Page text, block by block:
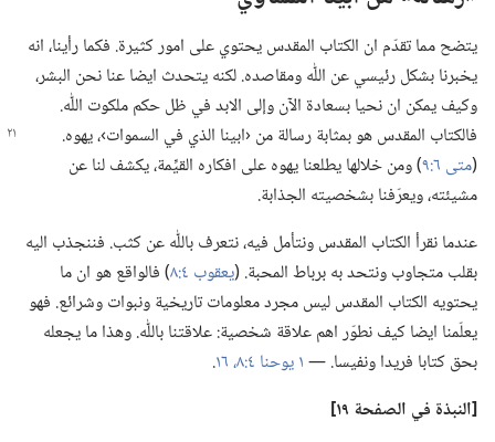
يتضح مما تقدّم ان الكتاب المقدس يحتوي على امور كثيرة.‏ فكما رأينا،‏ انه
يخبرنا بشكل رئيسي عن اللّٰه ومقاصده.‏ لكنه يتحدث ايضا عنا نحن البشر،‏
وكيف يمكن ان نحيا بسعادة الآن وإلى الابد في ظل حكم ملكوت اللّٰه.‏
فالكتاب المقدس هو بمثابة رسالة من ‹ابينا الذي في السموات›،‏ يهوه.‏
(‏متى ٦:‏٩
‏)‏ ومن خلالها يطلعنا يهوه على افكاره القيِّمة،‏ يكشف لنا عن
مشيئته،‏ ويعرّفنا بشخصيته الجذابة.‏
عندما نقرأ الكتاب المقدس ونتأمل فيه،‏ نتعرف باللّٰه عن كثب.‏ فننجذب اليه
بقلب متجاوب ونتحد به برباط المحبة.‏ (‏يعقوب ٤:‏٨
‏)‏ فالواقع هو ان ما
يحتويه الكتاب المقدس ليس مجرد معلومات تاريخية ونبوات وشرائع.‏ فهو
يعلّمنا ايضا كيف نطوّر اهم علاقة شخصية:‏ علاقتنا باللّٰه.‏ وهذا ما يجعله
بحق كتابا فريدا ونفيسا.‏ —‏١ يوحنا ٤:‏٨،‏
‏.‏
‏[النبذة في الصفحة ١٩]‏